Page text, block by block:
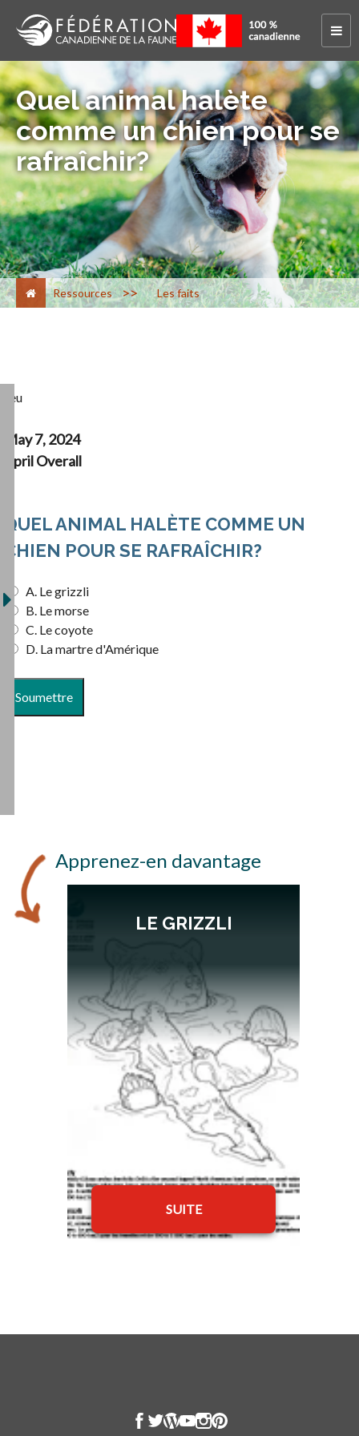
Quel animal halète
comme un chien pour se
rafraîchir?
Ressources > Les faits
Jeu
May 7, 2024
April Overall
QUEL ANIMAL HALÈTE COMME UN
CHIEN POUR SE RAFRAÎCHIR?
A. Le grizzli
B. Le morse
C. Le coyote
D. La martre d'Amérique
Apprenez-en davantage
LE GRIZZLI
SUITE